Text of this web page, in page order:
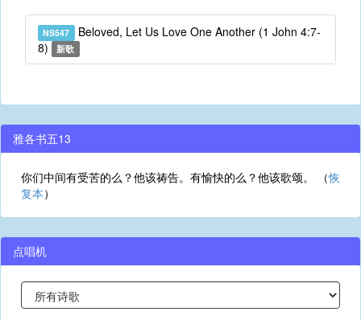
NS547 Beloved, Let Us Love One Another (1 John 4:7-
8)
新歌
雅各书五13
你们中间有受苦的么？他该祷告。有愉快的么？他该歌颂。 （恢
复本）
点唱机